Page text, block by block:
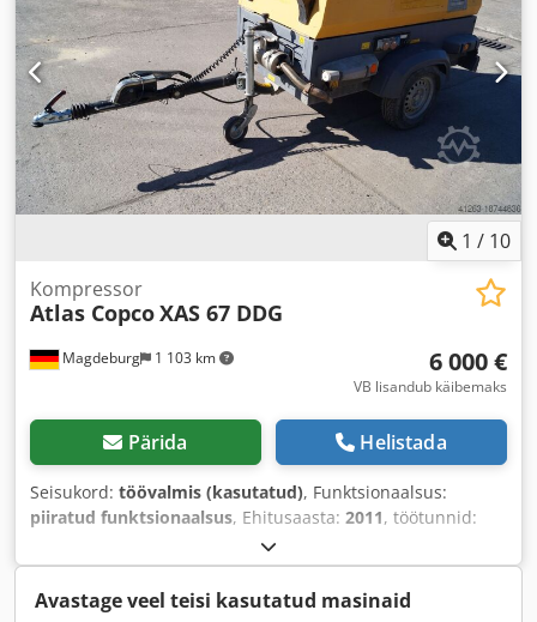
1 / 10
Magdeburg 1 103 km
Kompressor
Atlas CopcoXAS 67 DDG
6 000 €
VB lisandub käibemaks
Pärida Helistada
Seisukord: töövalmis (kasutatud), Funktsionaalsus:
piiratud funktsionaalsus, Ehitusaasta: 2011, töötunnid:
tahmafilter,
Avastage veel teisi kasutatud masinaid